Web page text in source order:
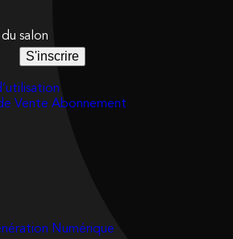
salon
S'inscrire
Vente Abonnement
Numérique